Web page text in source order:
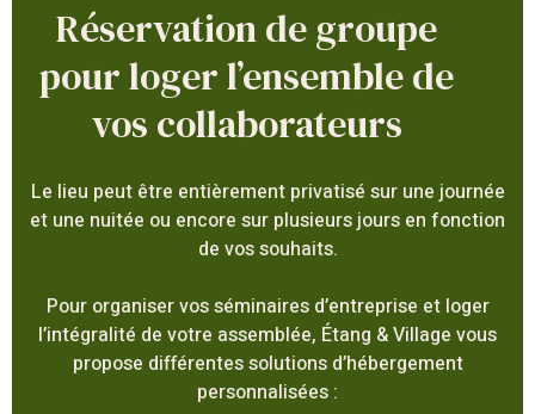
Réservation de groupe
pour loger l’ensemble de
vos collaborateurs
Le lieu peut être entièrement privatisé sur une journée
et une nuitée ou encore sur plusieurs jours en fonction
de vos souhaits.
Pour organiser vos séminaires d’entreprise et loger
l’intégralité de votre assemblée, Étang & Village vous
propose différentes solutions d’hébergement
personnalisées :